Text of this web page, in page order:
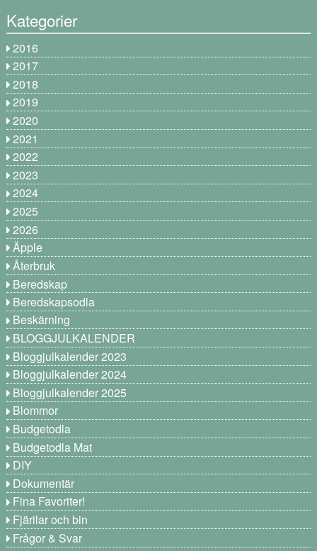
Kategorier
2016
2017
2018
2019
2020
2021
2022
2023
2024
2025
2026
Äpple
Återbruk
Beredskap
Beredskapsodla
Beskärning
BLOGGJULKALENDER
Bloggjulkalender 2023
Bloggjulkalender 2024
Bloggjulkalender 2025
Blommor
Budgetodla
Budgetodla Mat
DIY
Dokumentär
Fina Favoriter!
Fjärilar och bin
Frågor & Svar